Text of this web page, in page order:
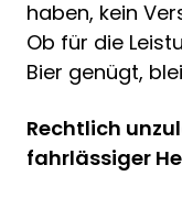
haben, kein
Ob für die
Bier genügt,
Rechtlich
fahrlässiger